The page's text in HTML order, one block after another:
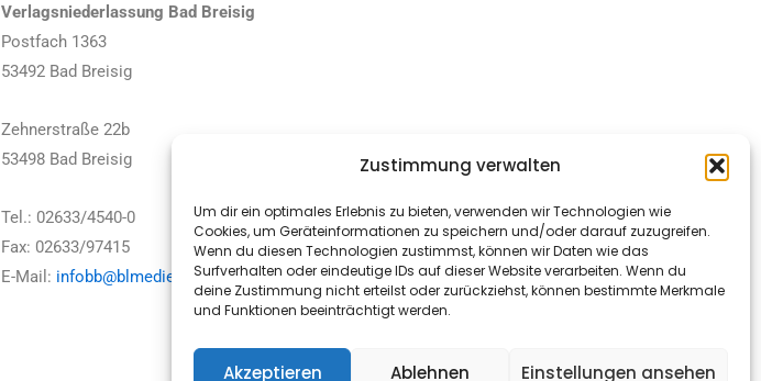
Zustimmung verwalten
Um dir ein optimales Erlebnis zu bieten, verwenden wir Technologien wie
Cookies, um Geräteinformationen zu speichern und/oder darauf zuzugreifen.
Wenn du diesen Technologien zustimmst, können wir Daten wie das
Surfverhalten oder eindeutige IDs auf dieser Website verarbeiten. Wenn du
deine Zustimmung nicht erteilst oder zurückziehst, können bestimmte Merkmale
und Funktionen beeinträchtigt werden.
Akzeptieren Ablehnen Einstellungen ansehen
Verlagsniederlassung Bad Breisig
Postfach 1363
53492 Bad Breisig
Zehnerstraße 22b
53498 Bad Breisig
Tel.: 02633/4540-0
Fax: 02633/97415
E-Mail: infobb@blmedien.de